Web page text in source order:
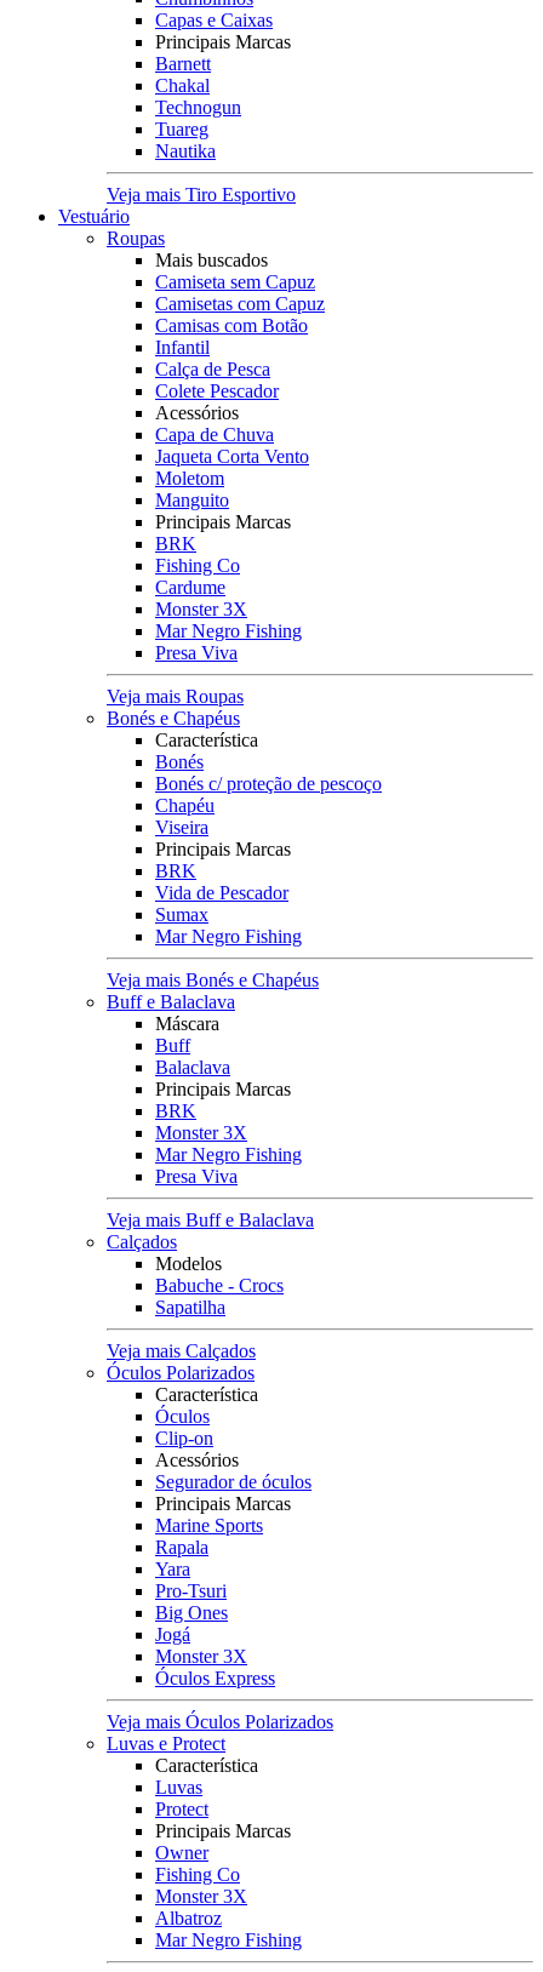
Capas e Caixas
Principais Marcas
Barnett
Chakal
Technogun
Tuareg
Nautika
Veja mais Tiro Esportivo
Vestuário
Roupas
Mais buscados
Camiseta sem Capuz
Camisetas com Capuz
Camisas com Botão
Infantil
Calça de Pesca
Colete Pescador
Acessórios
Capa de Chuva
Jaqueta Corta Vento
Moletom
Manguito
Principais Marcas
BRK
Fishing Co
Cardume
Monster 3X
Mar Negro Fishing
Presa Viva
Veja mais Roupas
Bonés e Chapéus
Característica
Bonés
Bonés c/ proteção de pescoço
Chapéu
Viseira
Principais Marcas
BRK
Vida de Pescador
Sumax
Mar Negro Fishing
Veja mais Bonés e Chapéus
Buff e Balaclava
Máscara
Buff
Balaclava
Principais Marcas
BRK
Monster 3X
Mar Negro Fishing
Presa Viva
Veja mais Buff e Balaclava
Calçados
Modelos
Babuche - Crocs
Sapatilha
Veja mais Calçados
Óculos Polarizados
Característica
Óculos
Clip-on
Acessórios
Segurador de óculos
Principais Marcas
Marine Sports
Rapala
Yara
Pro-Tsuri
Big Ones
Jogá
Monster 3X
Óculos Express
Veja mais Óculos Polarizados
Luvas e Protect
Característica
Luvas
Protect
Principais Marcas
Owner
Fishing Co
Monster 3X
Albatroz
Mar Negro Fishing